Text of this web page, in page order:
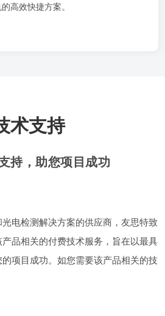
高效快捷方案。
术支持
持，助您项目成功
电检测解决方案的供应商，友思特致
品相关的付费技术服务，旨在以最具
项目成功。如您需要该产品相关的技